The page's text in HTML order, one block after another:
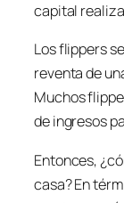
capital
Losflippers
reventa de
Muchos
de ingresos
Entonces,
casa? En